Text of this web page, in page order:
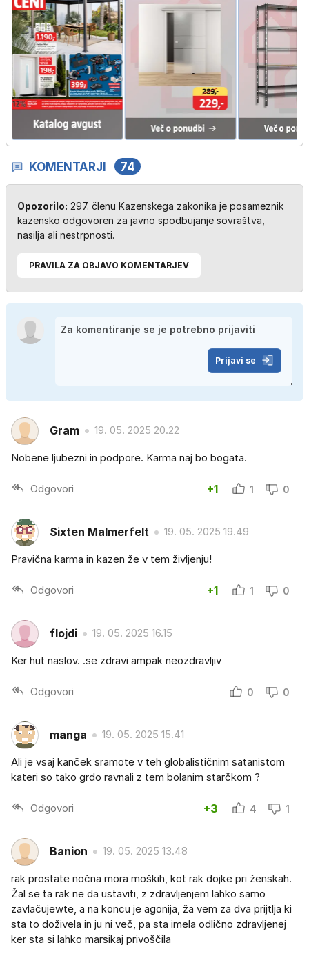
KOMENTARJI 74
Opozorilo: 297. členu Kazenskega zakonika je posameznik
kazensko odgovoren za javno spodbujanje sovraštva,
nasilja ali nestrpnosti.
PRAVILA ZA OBJAVO KOMENTARJEV
Prijavi se
Gram 19. 05. 2025 20.22
Nobene ljubezni in podpore. Karma naj bo bogata.
Odgovori +1 1 0
Sixten Malmerfelt 19. 05. 2025 19.49
Pravična karma in kazen že v tem življenju!
Odgovori +1 1 0
flojdi 19. 05. 2025 16.15
Ker hut naslov. .se zdravi ampak neozdravljiv
Odgovori 0 0
manga 19. 05. 2025 15.41
Ali je vsaj kanček sramote v teh globalističnim satanistom
kateri so tako grdo ravnali z tem bolanim starčkom ?
Odgovori +3 4 1
Banion 19. 05. 2025 13.48
rak prostate nočna mora moških, kot rak dojke pri ženskah.
Žal se ta rak ne da ustaviti, z zdravljenjem lahko samo
zavlačujewte, a na koncu je agonija, ža vem za dva prijtlja ki
sta to doživela in ju ni več, pa sta imela odlično zdravljenej
ker sta si lahko marsikaj privoščila